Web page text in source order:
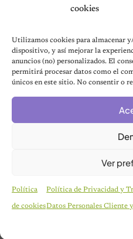
cookies
Utilizamos cookies para almacenar
dispositivo, y así mejorar la
anuncios (no) personalizados. El
permitirá procesar datos como el
únicos en este sitio. No consentir o
Ver
Política
de cookies
Política de Privacidad y
Datos Personales Cliente
© 2026
Política de